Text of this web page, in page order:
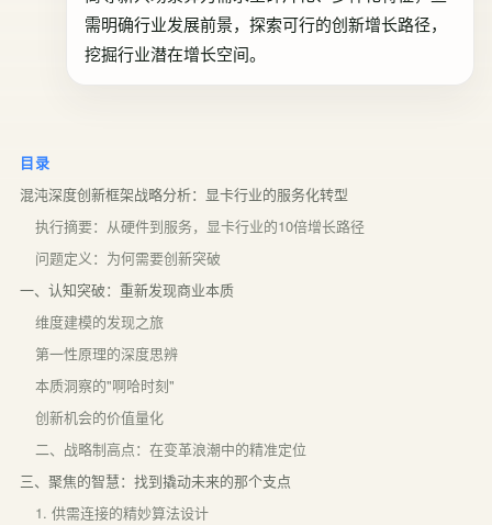
需明确行业发展前景，探索可行的创新增长路径，
挖掘行业潜在增长空间。
目录
混沌深度创新框架战略分析：显卡行业的服务化转型
执行摘要：从硬件到服务，显卡行业的10倍增长路径
问题定义：为何需要创新突破
一、认知突破：重新发现商业本质
维度建模的发现之旅
第一性原理的深度思辨
本质洞察的"啊哈时刻"
创新机会的价值量化
二、战略制高点：在变革浪潮中的精准定位
三、聚焦的智慧：找到撬动未来的那个支点
1. 供需连接的精妙算法设计